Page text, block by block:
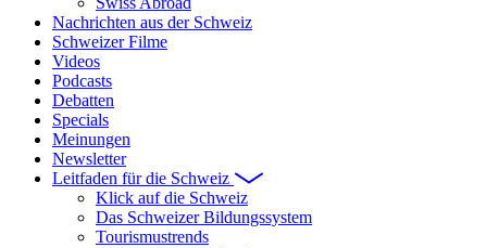
Nachrichten aus der Schweiz
Schweizer Filme
Videos
Podcasts
Debatten
Specials
Meinungen
Newsletter
Leitfaden für die Schweiz
Klick auf die Schweiz
Das Schweizer Bildungssystem
Tourismustrends